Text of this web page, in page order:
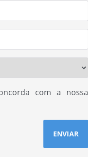
com a nossa
ENVIAR